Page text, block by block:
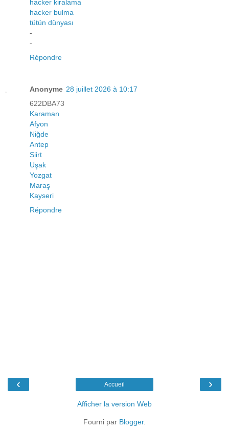
hacker kiralama
hacker bulma
tütün dünyası
-
-
Répondre
Anonyme 28 juillet 2026 à 10:17
622DBA73
Karaman
Afyon
Niğde
Antep
Siirt
Uşak
Yozgat
Maraş
Kayseri
Répondre
‹ ›
Accueil
Afficher la version Web
Fourni par Blogger.